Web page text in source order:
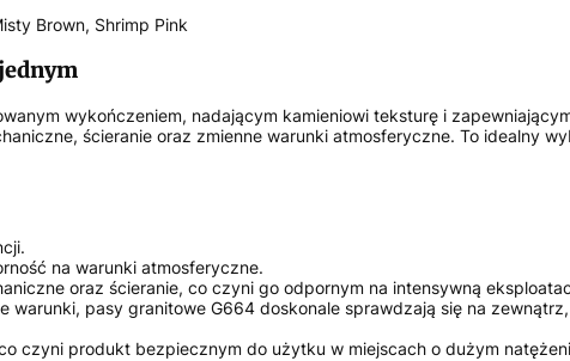
Brown, Shrimp Pink
wykończeniem, nadającym kamieniowi teksturę i
ścieranie oraz zmienne warunki atmosferyczne. To idealny
na warunki atmosferyczne.
oraz ścieranie, co czyni go odpornym na intensywną
warunki, pasy granitowe G664 doskonale sprawdzają się na
czyni produkt bezpiecznym do użytku w miejscach o dużym